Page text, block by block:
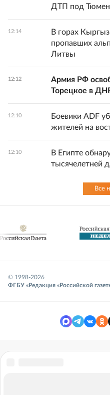
ДТП под
12:14
В горах
пропавших
Литвы
12:12
Армия РФ
Торецкое в
12:10
Боевики ADF
жителей на
12:10
В Египте
тысячелетней
Все
© 1998-2026
ФГБУ «Редакция «Российской